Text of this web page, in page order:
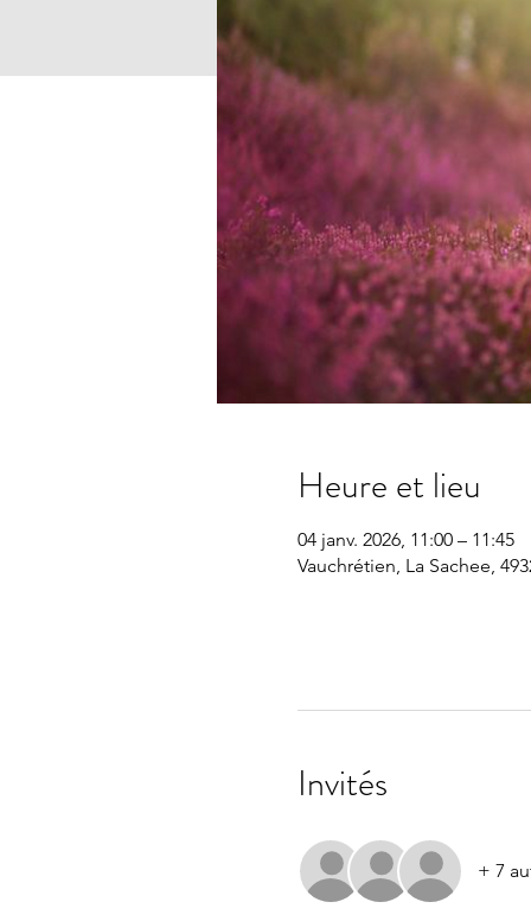
Heure et lieu
04 janv. 2026, 11:00 – 11:45
Vauchrétien, La Sachee,
Invités
+ 7